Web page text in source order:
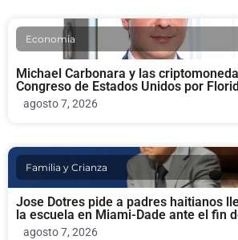
Economia
Michael Carbonara y las
Congreso de Estados Unidos por
agosto 7, 2026
Familia y Crianza
Jose Dotres pide a padres haitianos
la escuela en Miami-Dade ante el fin
agosto 7, 2026